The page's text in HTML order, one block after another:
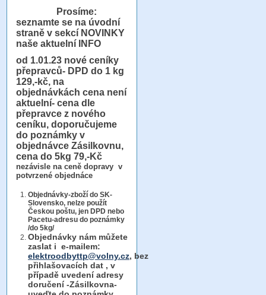
Prosíme:
seznamte se na úvodní
straně v sekcí NOVINKY
naše aktuelní INFO
od 1.01.23 nové ceníky
přepravců- DPD do 1 kg
129,-kč, na
objednávkách cena není
aktuelní- cena dle
přepravce z nového
ceníku, doporučujeme
do poznámky v
objednávce Zásilkovnu,
cena do 5kg 79,-Kč
nezávisle na ceně dopravy v
potvrzené objednáce
Objednávky-zboží do SK-
Slovensko, nelze použít
Českou poštu, jen DPD nebo
Pacetu-adresu do poznámky
/do 5kg/
Objednávky nám můžete
zaslat i e-mailem:
elektroodbyttp@volny.cz, bez
přihlašovacích dat , v
případě uvedení adresy
doručení -Zásilkovna-